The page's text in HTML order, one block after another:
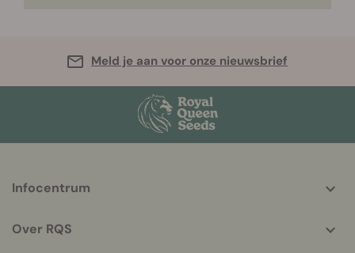
Meld je aan voor onze nieuwsbrief
helpful
Infocentrum
Over RQS